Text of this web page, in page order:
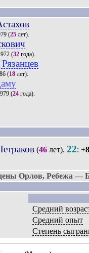
(25лет).
(32года).
Рязанцев
(18лет).
(24года).
(46лет). 22: +8
Орлов, Ребежа —
Средний
Средний опыт
Степень